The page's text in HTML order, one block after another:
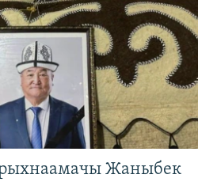
Жаныбек